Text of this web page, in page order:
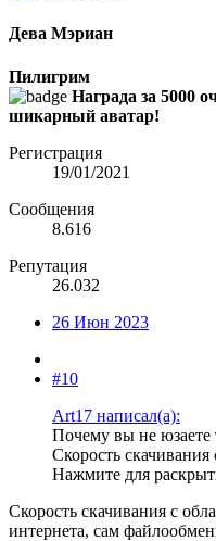
Дева Мэриан
Пилигрим
Награда за 5000
шикарный аватар!
Регистрация
19/01/2021
Сообщения
8.616
Репутация
26.032
26 Июн 2023
#10
Art17 написал(а):
Почему вы не юзаете
Скорость
Нажмите для
Скорость скачивания с
интернета, сам